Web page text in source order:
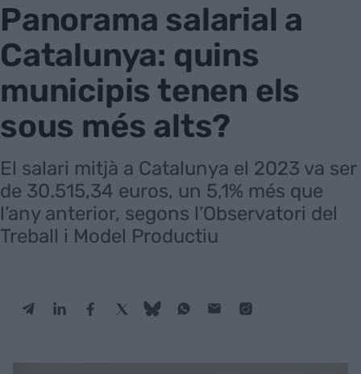
Panorama salarial a
Catalunya: quins
municipis tenen els
sous més alts?
El salari mitjà a Catalunya el 2023 va ser
de 30.515,34 euros, un 5,1% més que
l’any anterior, segons l’Observatori del
Treball i Model Productiu